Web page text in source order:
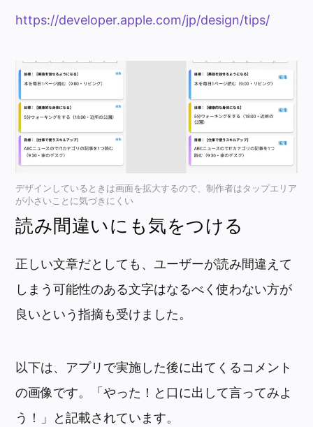
https://developer.apple.com/jp/design/tips/
デザインしているときは画面を拡大するので、制作者はタップエリア
が小さいことに気づきにくい
読み間違いにも気をつける
正しい文章だとしても、ユーザーが読み間違えて
しまう可能性のある文字はなるべく使わない方が
良いという指摘も受けました。
以下は、アプリで実施した後に出てくるコメント
の画像です。
「やった！と口に出して言ってみよ
う！」と記載されています。